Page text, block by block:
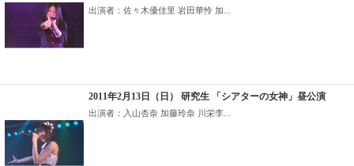
出演者：佐々木優佳里 岩田華怜 加...
2011年2月13日（日） 研究生 「シアターの女神」昼公演
出演者：入山杏奈 加藤玲奈 川栄李...